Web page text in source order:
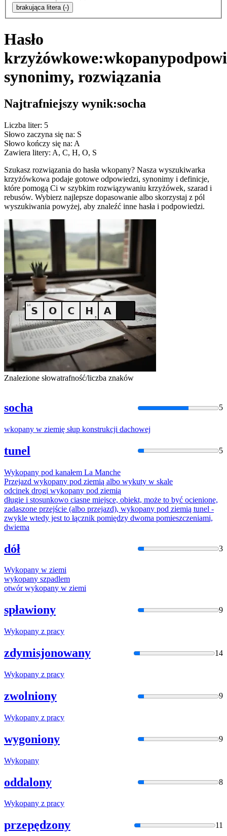
brakująca litera (-)
Hasło
krzyżówkowe:wkopany
synonimy, rozwiązania
Najtrafniejszy wynik:socha
Liczba liter: 5
Słowo zaczyna się na: S
Słowo kończy się na: A
Zawiera litery: A, C, H, O, S
Szukasz rozwiązania do hasła wkopany? Nasza wyszukiwarka
krzyżówkowa podaje gotowe odpowiedzi, synonimy i definicje,
które pomogą Ci w szybkim rozwiązywaniu krzyżówek, szarad i
rebusów. Wybierz najlepsze dopasowanie albo skorzystaj z pól
wyszukiwania powyżej, aby znaleźć inne hasła i podpowiedzi.
Znalezione słowatrafność/liczba znaków
socha 5
wkopany w ziemię słup konstrukcji dachowej
tunel 5
Wykopany pod kanałem La Manche
Przejazd wykopany pod ziemią albo wykuty w skale
odcinek drogi wykopany pod ziemią
długie i stosunkowo ciasne miejsce, obiekt, może to być ocienione,
zadaszone przejście (albo przejazd), wykopany pod ziemią tunel -
zwykle wtedy jest to łącznik pomiędzy dwoma pomieszczeniami,
dwiema
dół 3
Wykopany w ziemi
wykopany szpadlem
otwórwykopany w ziemi
spławiony 9
Wykopany z pracy
zdymisjonowany 14
Wykopany z pracy
zwolniony 9
Wykopany z pracy
wygoniony 9
Wykopany
oddalony 8
Wykopany z pracy
przepędzony 11